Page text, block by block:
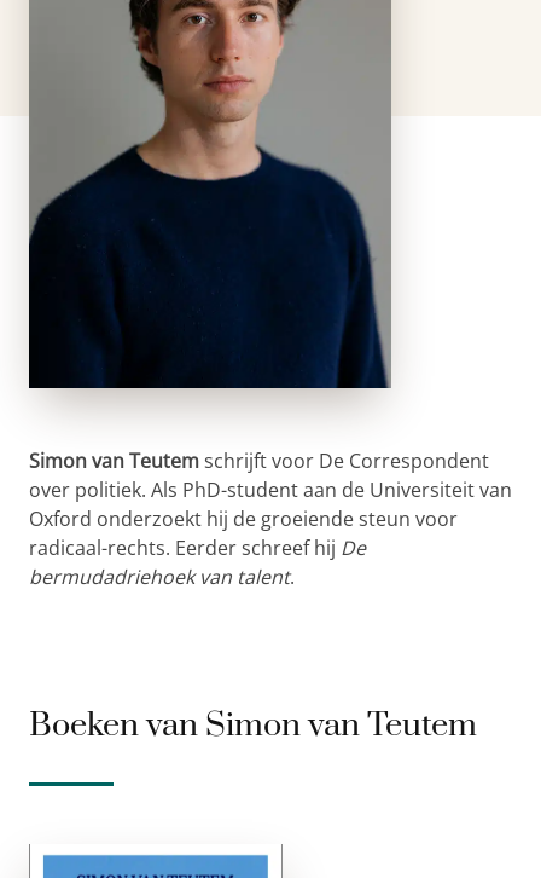
Simon van Teutemschrijft voor De Correspondent
over politiek. Als PhD-student aan de Universiteit van
Oxford onderzoekt hij de groeiende steun voor
radicaal-rechts. Eerder schreef hij De
bermudadriehoek van talent.
Boeken van Simon van Teutem